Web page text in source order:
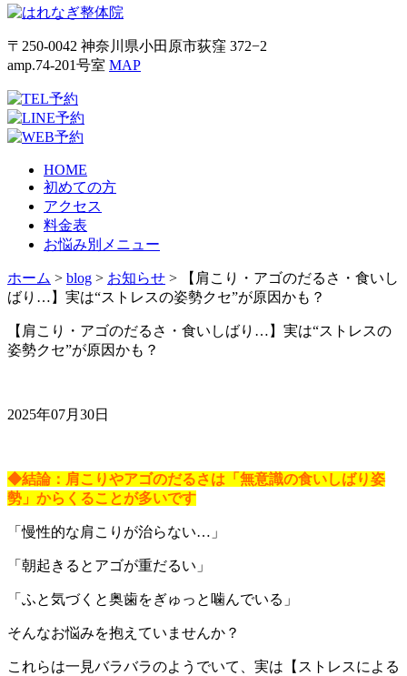
〒250-0042 神奈川県小田原市荻窪 372−2
amp.74-201号室 MAP
HOME
初めての方
アクセス
料金表
お悩み別メニュー
ホーム > blog > お知らせ >
【肩こり・アゴのだるさ・食いし
ばり…】実は“ストレスの姿勢クセ”が原因かも？
【肩こり・アゴのだるさ・食いしばり…】実は“ストレスの
姿勢クセ”が原因かも？
2025年07月30日
◆結論：肩こりやアゴのだるさは「無意識の食いしばり姿
勢」からくることが多いです
「慢性的な肩こりが治らない…」
「朝起きるとアゴが重だるい」
「ふと気づくと奥歯をぎゅっと噛んでいる」
そんなお悩みを抱えていませんか？
これらは一見バラバラのようでいて、実は【ストレスによる